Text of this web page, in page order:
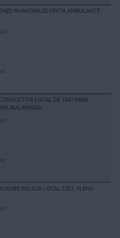
MUNICIPALES VENTA AMBULANTE
LOCAL DE TAXI PARA
ASALARIADA
POLICIA LOCAL 2023. PLENO